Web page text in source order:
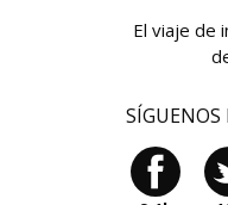
El viaje de
SÍGUENOS